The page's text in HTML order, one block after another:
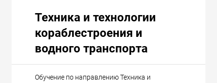
Техника и технологии
кораблестроения и
водного транспорта
Обучение по направлению Техника и